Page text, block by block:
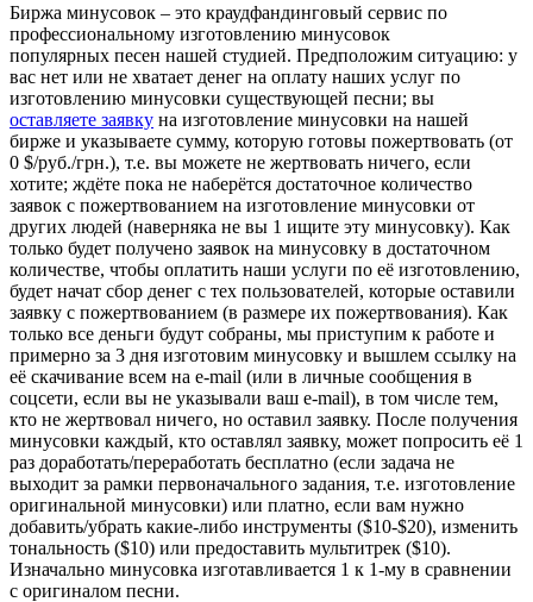
Биржа минусовок – это краудфандинговый сервис по
профессиональному изготовлению минусовок
популярных песен нашей студией. Предположим ситуацию: у
вас нет или не хватает денег на оплату наших услуг по
изготовлению минусовки существующей песни; вы
оставляете заявку на изготовление минусовки на нашей
бирже и указываете сумму, которую готовы пожертвовать (от
0 $/руб./грн.), т.е. вы можете не жертвовать ничего, если
хотите; ждёте пока не наберётся достаточное количество
заявок с пожертвованием на изготовление минусовки от
других людей (наверняка не вы 1 ищите эту минусовку). Как
только будет получено заявок на минусовку в достаточном
количестве, чтобы оплатить наши услуги по её изготовлению,
будет начат сбор денег с тех пользователей, которые оставили
заявку с пожертвованием (в размере их пожертвования). Как
только все деньги будут собраны, мы приступим к работе и
примерно за 3 дня изготовим минусовку и вышлем ссылку на
её скачивание всем на e-mail (или в личные сообщения в
соцсети, если вы не указывали ваш e-mail), в том числе тем,
кто не жертвовал ничего, но оставил заявку. После получения
минусовки каждый, кто оставлял заявку, может попросить её 1
раз доработать/переработать бесплатно (если задача не
выходит за рамки первоначального задания, т.е. изготовление
оригинальной минусовки) или платно, если вам нужно
добавить/убрать какие-либо инструменты ($10-$20), изменить
тональность ($10) или предоставить мультитрек ($10).
Изначально минусовка изготавливается 1 к 1-му в сравнении
с оригиналом песни.